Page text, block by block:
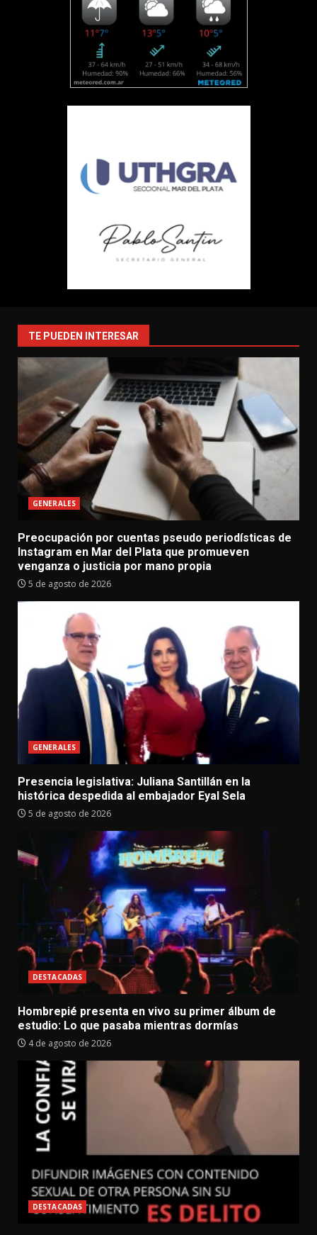
TE PUEDEN INTERESAR
GENERALES
Preocupación por cuentas pseudo periodísticas de
Instagram en Mar del Plata que promueven
venganza o justicia por mano propia
5 de agosto de 2026
GENERALES
Presencia legislativa: Juliana Santillán en la
histórica despedida al embajador Eyal Sela
5 de agosto de 2026
DESTACADAS
Hombrepié presenta en vivo su primer álbum de
estudio: Lo que pasaba mientras dormías
4 de agosto de 2026
DESTACADAS